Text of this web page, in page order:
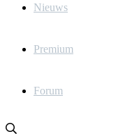
Nieuws
Premium
Forum